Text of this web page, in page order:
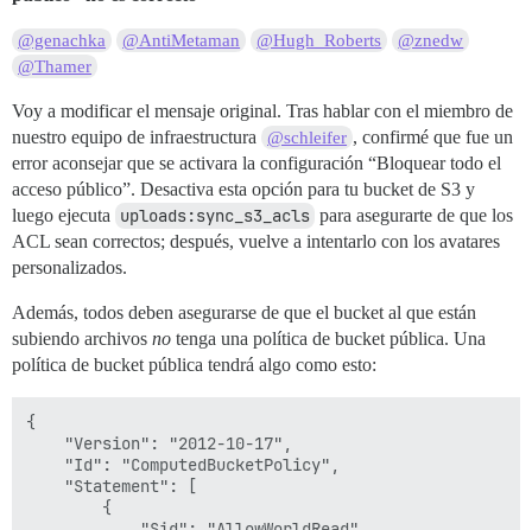
@genachka @AntiMetaman @Hugh_Roberts
@znedw
@Thamer
Voy a modificar el mensaje original. Tras hablar con el miembro de
nuestro equipo de infraestructura
@schleifer , confirmé que fue un
error aconsejar que se activara la configuración “Bloquear todo el
acceso público”. Desactiva esta opción para tu bucket de S3 y
luego ejecuta uploads:sync_s3_acls para asegurarte de que los
ACL sean correctos; después, vuelve a intentarlo con los avatares
personalizados.
Además, todos deben asegurarse de que el bucket al que están
subiendo archivos no tenga una política de bucket pública. Una
política de bucket pública tendrá algo como esto:
{
    "Version": "2012-10-17",
    "Id": "ComputedBucketPolicy",
    "Statement": [
        {